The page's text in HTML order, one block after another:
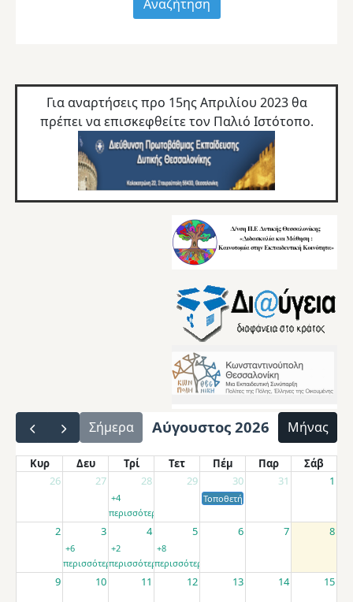
Για αναρτήσεις προ 15ης Απριλίου 2023 θα
πρέπει να επισκεφθείτε τον Παλιό Ιστότοπο.
Σήμερα Αύγουστος 2026 Μήνας
Κυρ Δευ Τρί Τετ Πέμ Παρ
Σάβ
26
27 28 29 30 31 1
+4
περισσότερα
Τοποθετήσεις αποσπασμένων
2 3 4 5 6 7 8
+6
περισσότερα
+2
περισσότερα
+8
περισσότερα
9 10 11 12 13 14 15